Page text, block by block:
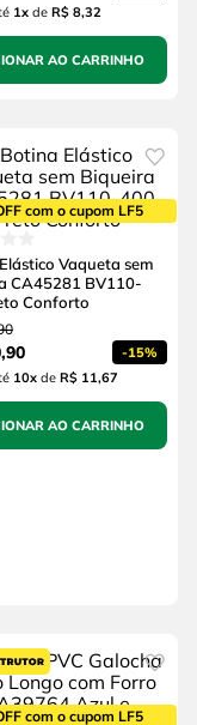
1xde R$ 8,32
AO CARRINHO
com o cupom LF5
Vaqueta sem
CA45281 BV110-
Conforto
,90 -15%
10xde R$ 11,67
AO CARRINHO
com o cupom LF5